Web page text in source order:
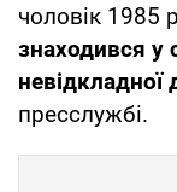
чоловік 1985
знаходився у
невідкладної
пресслужбі.